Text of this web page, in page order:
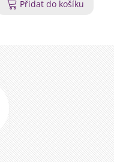
Přidat do košíku